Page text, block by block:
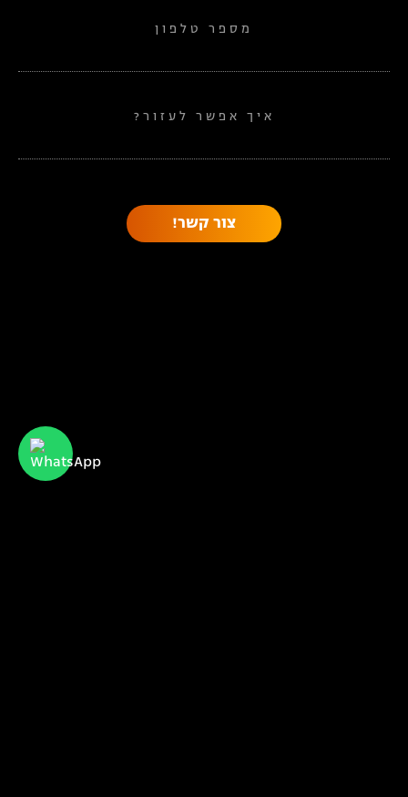
מספר טלפון
איך אפשר לעזור?